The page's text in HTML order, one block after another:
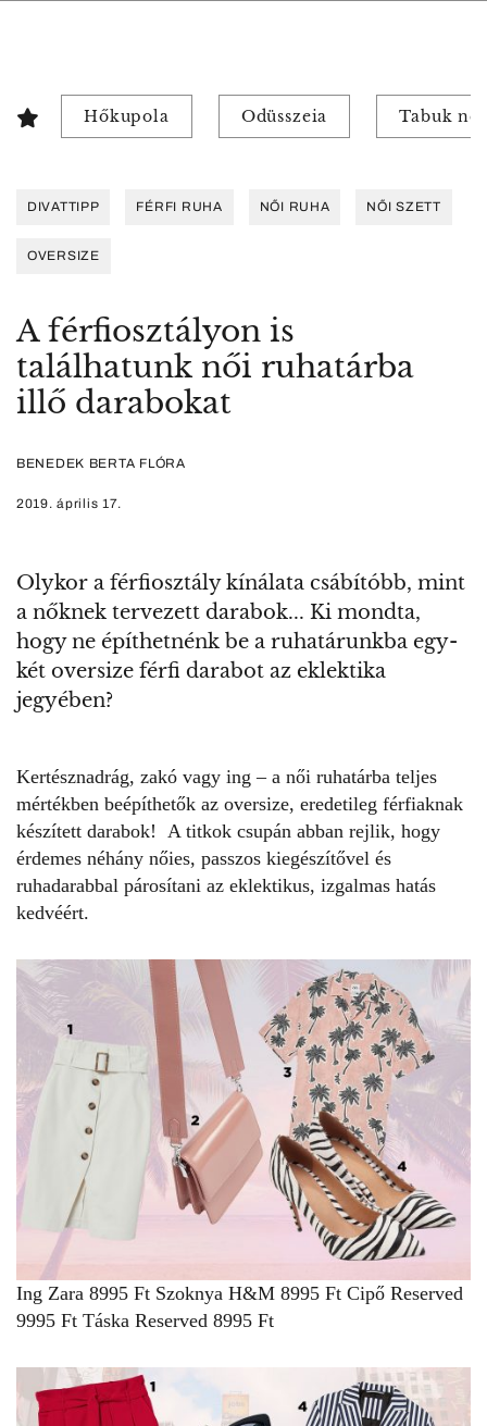
Hőkupola Odüsszeia Tabuk
DIVATTIPP FÉRFI RUHA NŐI RUHA NŐI SZETT
OVERSIZE
A férfiosztályon is
találhatunk női ruhatárba
illő darabokat
BENEDEK BERTA FLÓRA
2019. április 17.
Olykor a férfiosztály kínálata csábítóbb, mint
a nőknek tervezett darabok... Ki mondta,
hogy ne építhetnénk be a ruhatárunkba egy-
két oversize férfi darabot az eklektika
jegyében?
Kertésznadrág, zakó vagy ing – a női ruhatárba teljes
mértékben beépíthetők az oversize, eredetileg férfiaknak
készített darabok! A titkok csupán abban rejlik, hogy
érdemes néhány nőies, passzos kiegészítővel és
ruhadarabbal párosítani az eklektikus, izgalmas hatás
kedvéért.
Ing Zara 8995 Ft Szoknya H&M 8995 Ft Cipő Reserved
9995 Ft Táska Reserved 8995 Ft